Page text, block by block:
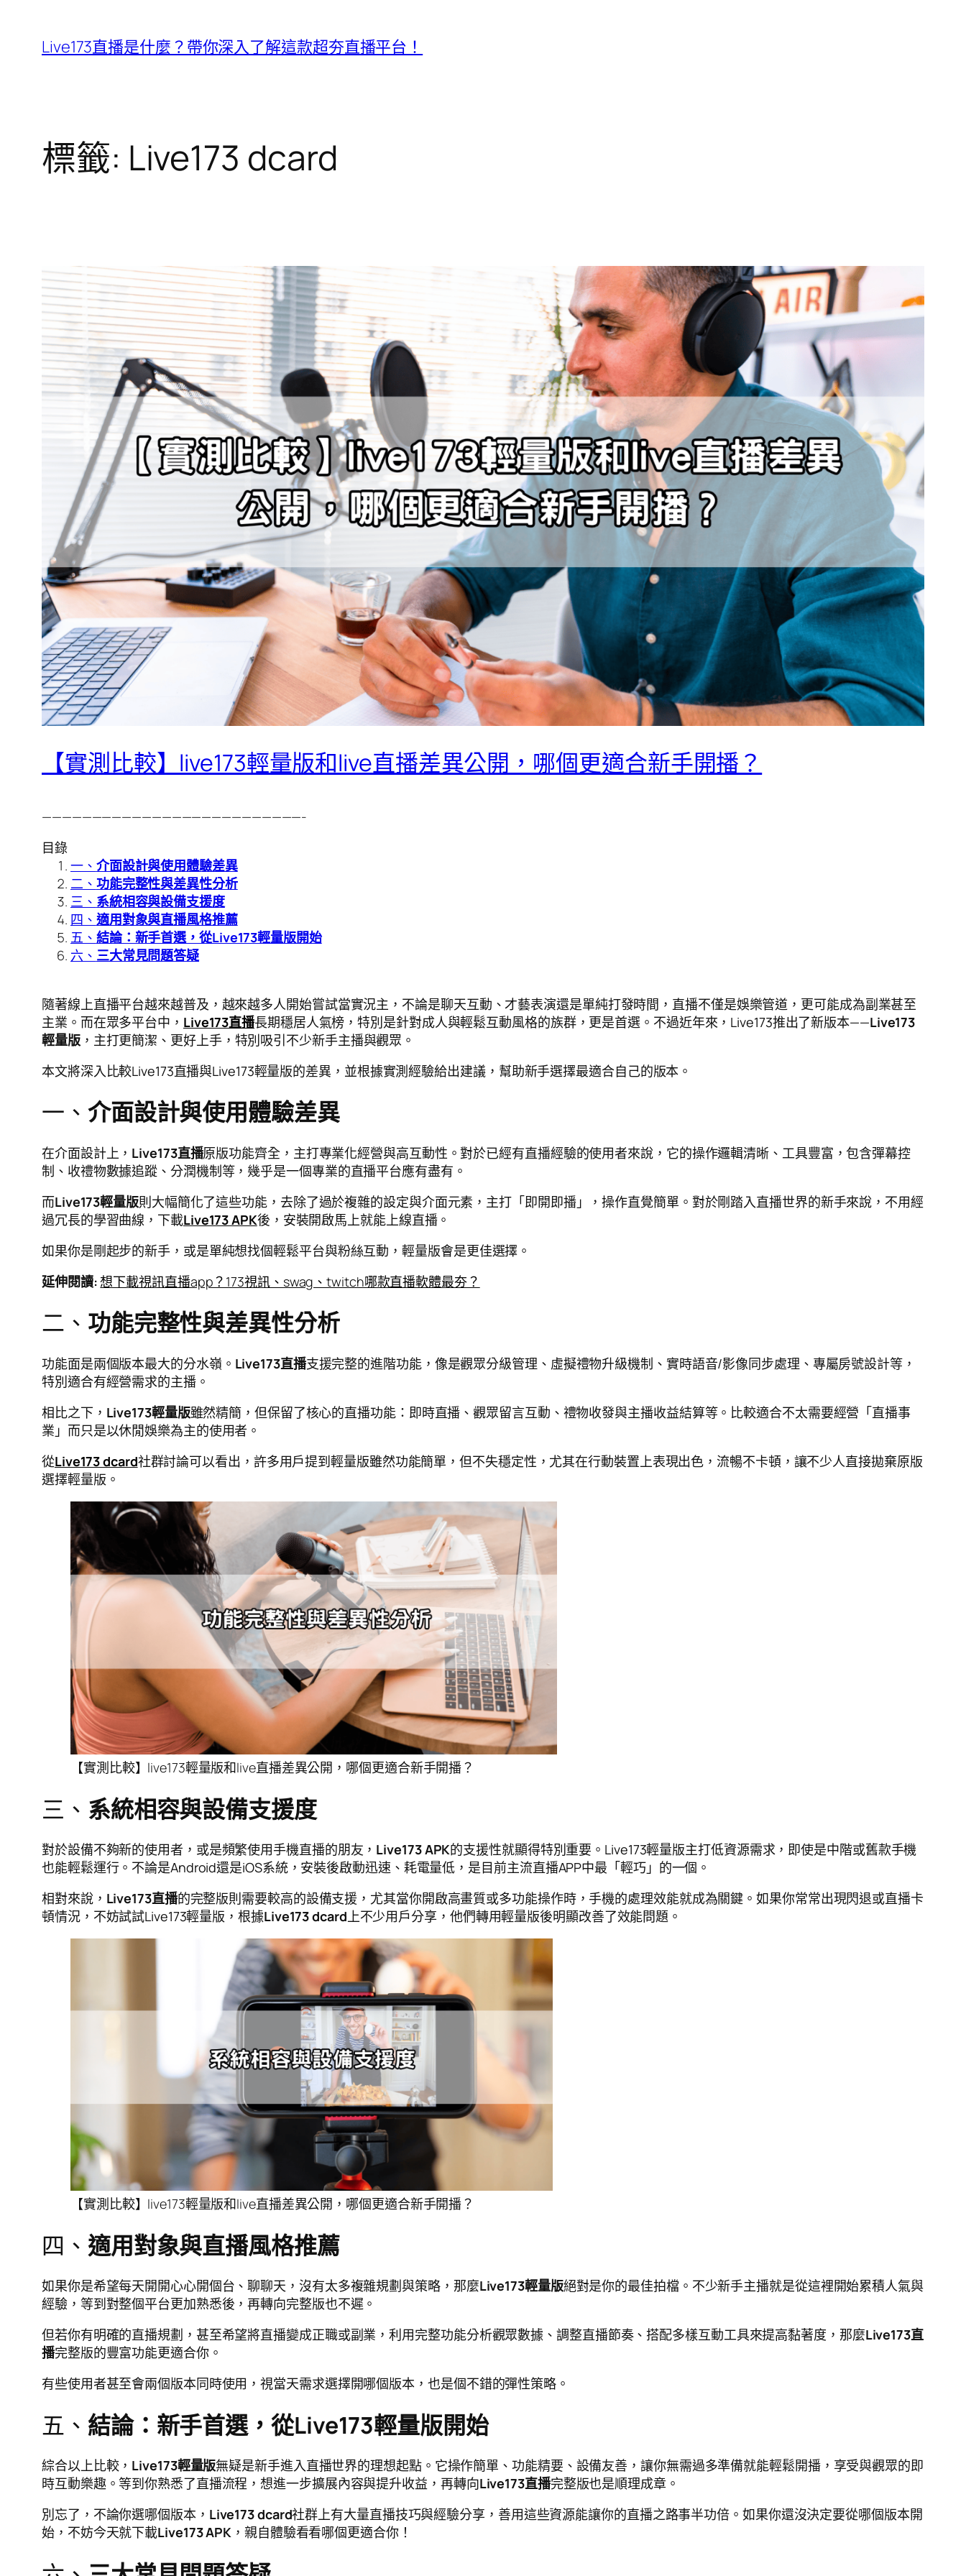
Live173直播是什麼？帶你深入了解這款超夯直播平台！
標籤: Live173 dcard
【實測比較】live173輕量版和live直播差異公開，哪個更適合新手開播？
——————————————————————————-
目錄
一、 介面設計與使用體驗差異
二、 功能完整性與差異性分析
三、 系統相容與設備支援度
四、 適用對象與直播風格推薦
五、 結論：新手首選，從Live173輕量版開始
六、 三大常見問題答疑
隨著線上直播平台越來越普及，越來越多人開始嘗試當實況主，不論是聊天互動、才藝表演還是單純打發時間，直播不僅是娛樂管道，更可能成為副業甚至
主業。而在眾多平台中， Live173直播長期穩居人氣榜，特別是針對成人與輕鬆互動風格的族群，更是首選。不過近年來，Live173推出了新版本——Live173
輕量版，主打更簡潔、更好上手，特別吸引不少新手主播與觀眾。
本文將深入比較Live173直播與Live173輕量版的差異，並根據實測經驗給出建議，幫助新手選擇最適合自己的版本。
一、 介面設計與使用體驗差異
在介面設計上， Live173直播原版功能齊全，主打專業化經營與高互動性。對於已經有直播經驗的使用者來說，它的操作邏輯清晰、工具豐富，包含彈幕控
制、收禮物數據追蹤、分潤機制等，幾乎是一個專業的直播平台應有盡有。
而Live173輕量版則大幅簡化了這些功能，去除了過於複雜的設定與介面元素，主打「即開即播」，操作直覺簡單。對於剛踏入直播世界的新手來說，不用經
過冗長的學習曲線，下載Live173 APK後，安裝開啟馬上就能上線直播。
如果你是剛起步的新手，或是單純想找個輕鬆平台與粉絲互動，輕量版會是更佳選擇。
延伸閱讀:想下載視訊直播app？173視訊、swag、twitch哪款直播軟體最夯？
二、 功能完整性與差異性分析
功能面是兩個版本最大的分水嶺。 Live173直播支援完整的進階功能，像是觀眾分級管理、虛擬禮物升級機制、實時語音/影像同步處理、專屬房號設計等，
特別適合有經營需求的主播。
相比之下， Live173輕量版雖然精簡，但保留了核心的直播功能：即時直播、觀眾留言互動、禮物收發與主播收益結算等。比較適合不太需要經營「直播事
業」而只是以休閒娛樂為主的使用者。
從Live173 dcard社群討論可以看出，許多用戶提到輕量版雖然功能簡單，但不失穩定性，尤其在行動裝置上表現出色，流暢不卡頓，讓不少人直接拋棄原版
選擇輕量版。
【實測比較】live173輕量版和live直播差異公開，哪個更適合新手開播？
三、 系統相容與設備支援度
對於設備不夠新的使用者，或是頻繁使用手機直播的朋友， Live173 APK的支援性就顯得特別重要。Live173輕量版主打低資源需求，即使是中階或舊款手機
也能輕鬆運行。不論是Android還是iOS系統，安裝後啟動迅速、耗電量低，是目前主流直播APP中最「輕巧」的一個。
相對來說， Live173直播的完整版則需要較高的設備支援，尤其當你開啟高畫質或多功能操作時，手機的處理效能就成為關鍵。如果你常常出現閃退或直播卡
頓情況，不妨試試Live173輕量版，根據Live173 dcard上不少用戶分享，他們轉用輕量版後明顯改善了效能問題。
【實測比較】live173輕量版和live直播差異公開，哪個更適合新手開播？
四、 適用對象與直播風格推薦
如果你是希望每天開開心心開個台、聊聊天，沒有太多複雜規劃與策略，那麼Live173輕量版絕對是你的最佳拍檔。不少新手主播就是從這裡開始累積人氣與
經驗，等到對整個平台更加熟悉後，再轉向完整版也不遲。
但若你有明確的直播規劃，甚至希望將直播變成正職或副業，利用完整功能分析觀眾數據、調整直播節奏、搭配多樣互動工具來提高黏著度，那麼Live173直
播完整版的豐富功能更適合你。
有些使用者甚至會兩個版本同時使用，視當天需求選擇開哪個版本，也是個不錯的彈性策略。
五、 結論：新手首選，從Live173輕量版開始
綜合以上比較， Live173輕量版無疑是新手進入直播世界的理想起點。它操作簡單、功能精要、設備友善，讓你無需過多準備就能輕鬆開播，享受與觀眾的即
時互動樂趣。等到你熟悉了直播流程，想進一步擴展內容與提升收益，再轉向Live173直播完整版也是順理成章。
別忘了，不論你選哪個版本， Live173 dcard社群上有大量直播技巧與經驗分享，善用這些資源能讓你的直播之路事半功倍。如果你還沒決定要從哪個版本開
始，不妨今天就下載Live173 APK ，親自體驗看看哪個更適合你！